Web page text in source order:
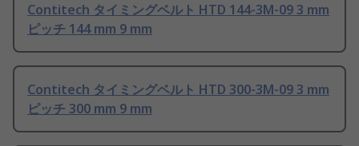
Contitech タイミングベルト HTD 144-3M-09 3 mm
ピッチ 144 mm 9 mm
Contitech タイミングベルト HTD 300-3M-09 3 mm
ピッチ 300 mm 9 mm